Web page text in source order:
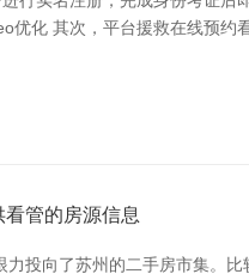
优化 其次，平台援救在线预
管的房源信息
投向了苏州的二手房市集。